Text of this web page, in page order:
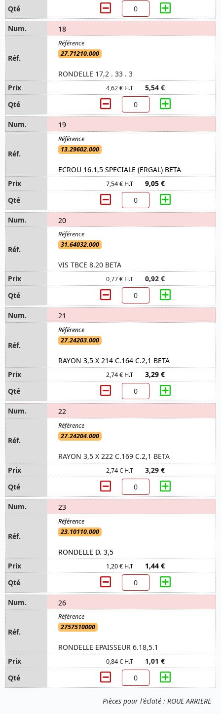
Pièces pour l'éclaté : ROUE ARRIERE
18
27.71210.000
RONDELLE 17,2 . 33 . 3
4,62 € H.T 5,54 €
19
13.29602.000
ECROU 16.1,5 SPECIALE (ERGAL) BETA
7,54 € H.T 9,05 €
20
31.64032.000
VIS TBCE 8.20 BETA
0,77 € H.T 0,92 €
21
27.24203.000
RAYON 3,5 X 214 C.164 C.2,1 BETA
2,74 € H.T 3,29 €
22
27.24204.000
RAYON 3,5 X 222 C.169 C.2,1 BETA
2,74 € H.T 3,29 €
23
23.10110.000
RONDELLE D. 3,5
1,20 € H.T 1,44 €
26
2757510000
RONDELLE EPAISSEUR 6.18,5.1
0,84 € H.T 1,01 €